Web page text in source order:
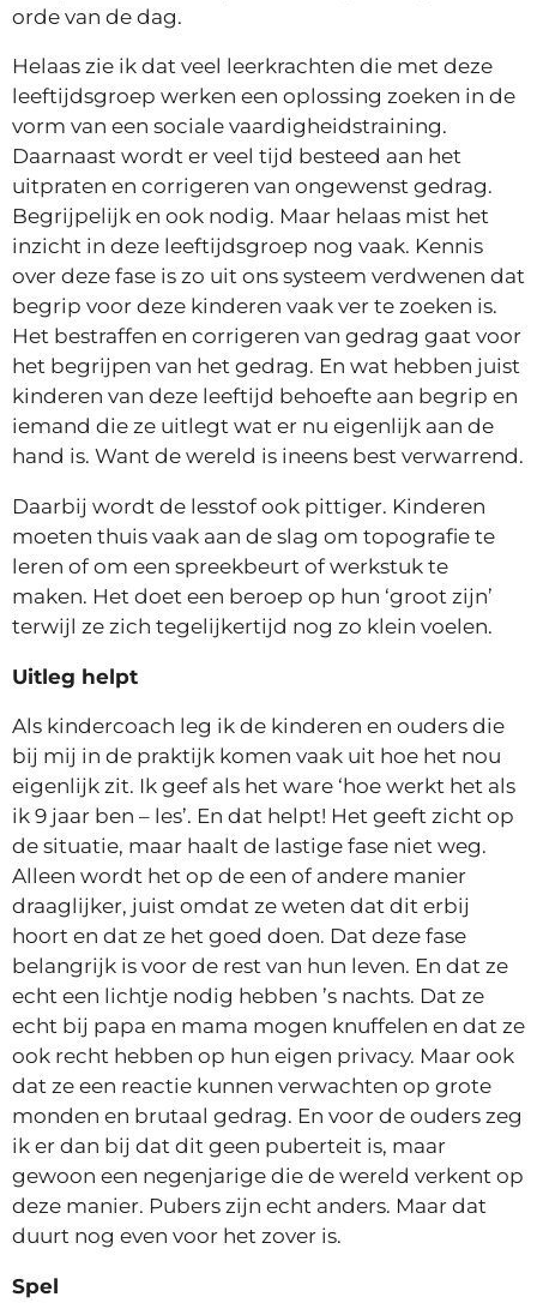
orde van de dag.
Helaas zie ik dat veel leerkrachten die met deze
leeftijdsgroep werken een oplossing zoeken in de
vorm van een sociale vaardigheidstraining.
Daarnaast wordt er veel tijd besteed aan het
uitpraten en corrigeren van ongewenst gedrag.
Begrijpelijk en ook nodig. Maar helaas mist het
inzicht in deze leeftijdsgroep nog vaak. Kennis
over deze fase is zo uit ons systeem verdwenen dat
begrip voor deze kinderen vaak ver te zoeken is.
Het bestraffen en corrigeren van gedrag gaat voor
het begrijpen van het gedrag. En wat hebben juist
kinderen van deze leeftijd behoefte aan begrip en
iemand die ze uitlegt wat er nu eigenlijk aan de
hand is. Want de wereld is ineens best verwarrend.
Daarbij wordt de lesstof ook pittiger. Kinderen
moeten thuis vaak aan de slag om topografie te
leren of om een spreekbeurt of werkstuk te
maken. Het doet een beroep op hun ‘groot zijn’
terwijl ze zich tegelijkertijd nog zo klein voelen.
Uitleg helpt
Als kindercoach leg ik de kinderen en ouders die
bij mij in de praktijk komen vaak uit hoe het nou
eigenlijk zit. Ik geef als het ware ‘hoe werkt het als
ik 9 jaar ben – les’. En dat helpt! Het geeft zicht op
de situatie, maar haalt de lastige fase niet weg.
Alleen wordt het op de een of andere manier
draaglijker, juist omdat ze weten dat dit erbij
hoort en dat ze het goed doen. Dat deze fase
belangrijk is voor de rest van hun leven. En dat ze
echt een lichtje nodig hebben ’s nachts. Dat ze
echt bij papa en mama mogen knuffelen en dat ze
ook recht hebben op hun eigen privacy. Maar ook
dat ze een reactie kunnen verwachten op grote
monden en brutaal gedrag. En voor de ouders zeg
ik er dan bij dat dit geen puberteit is, maar
gewoon een negenjarige die de wereld verkent op
deze manier. Pubers zijn echt anders. Maar dat
duurt nog even voor het zover is.
Spel